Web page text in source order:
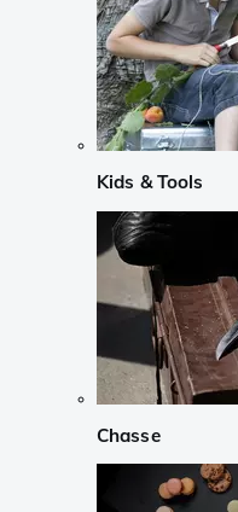
Kids & Tools
Chasse